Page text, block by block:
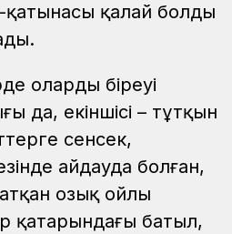
қалай болды
олардың біреуі
да, екіншісі – тұтқын
сенсек,
айдауда болған,
озық ойлы
қатарындағы батыл,